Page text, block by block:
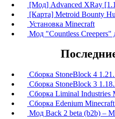
[Мод] Advanced XRay
[Карта] Metroid Bounty
Установка Minecraft
Мод "Countless Creepers"
Сборка StoneBlock 4
Сборка StoneBlock 3
Сборка Liminal Industries
Сборка Edenium
Мод Back 2 beta (b2b) –